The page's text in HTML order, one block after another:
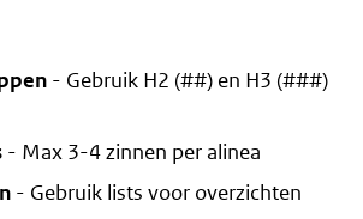
- Gebruik H2 (##) en H3 (###)
- Max 3-4 zinnen per alinea
- Gebruik lists voor overzichten